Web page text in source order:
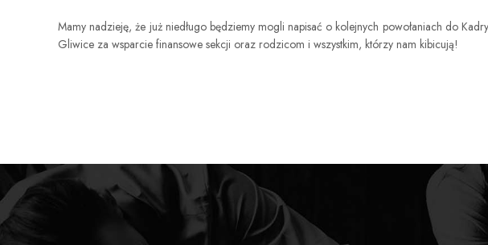
Mamy nadzieję, że już niedługo będziemy mogli napisać o kolejnych powołaniach do
Gliwice za wsparcie finansowe sekcji oraz rodzicom i wszystkim, którzy nam kibicują!